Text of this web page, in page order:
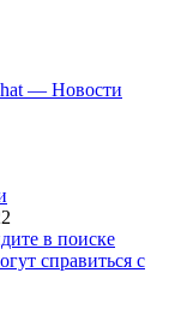
— Новости
в поиске
справиться с